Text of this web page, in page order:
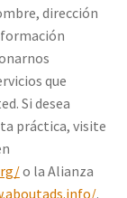
dirección
que
Si desea
práctica, visite
o la Alianza
.